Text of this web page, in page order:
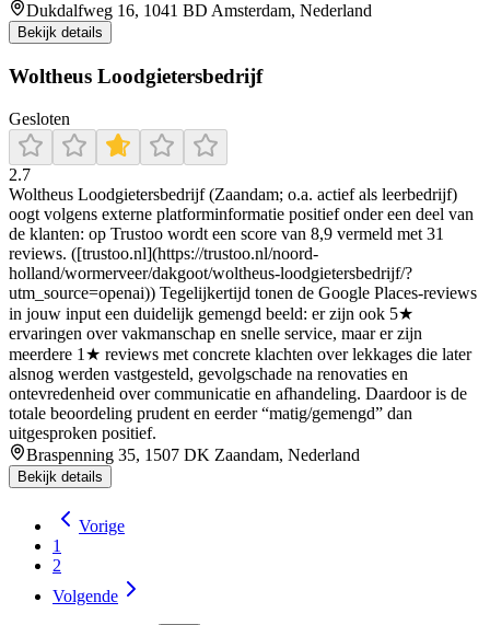
Dukdalfweg 16, 1041 BD Amsterdam, Nederland
Bekijk details
Woltheus Loodgietersbedrijf
Gesloten
2.7
Woltheus Loodgietersbedrijf (Zaandam; o.a. actief als leerbedrijf)
oogt volgens externe platforminformatie positief onder een deel van
de klanten: op Trustoo wordt een score van 8,9 vermeld met 31
reviews. ([trustoo.nl](https://trustoo.nl/noord-
holland/wormerveer/dakgoot/woltheus-loodgietersbedrijf/?
utm_source=openai)) Tegelijkertijd tonen de Google Places-reviews
in jouw input een duidelijk gemengd beeld: er zijn ook 5★
ervaringen over vakmanschap en snelle service, maar er zijn
meerdere 1★ reviews met concrete klachten over lekkages die later
alsnog werden vastgesteld, gevolgschade na renovaties en
ontevredenheid over communicatie en afhandeling. Daardoor is de
totale beoordeling prudent en eerder “matig/gemengd” dan
uitgesproken positief.
Braspenning 35, 1507 DK Zaandam, Nederland
Bekijk details
Vorige
1
2
Volgende